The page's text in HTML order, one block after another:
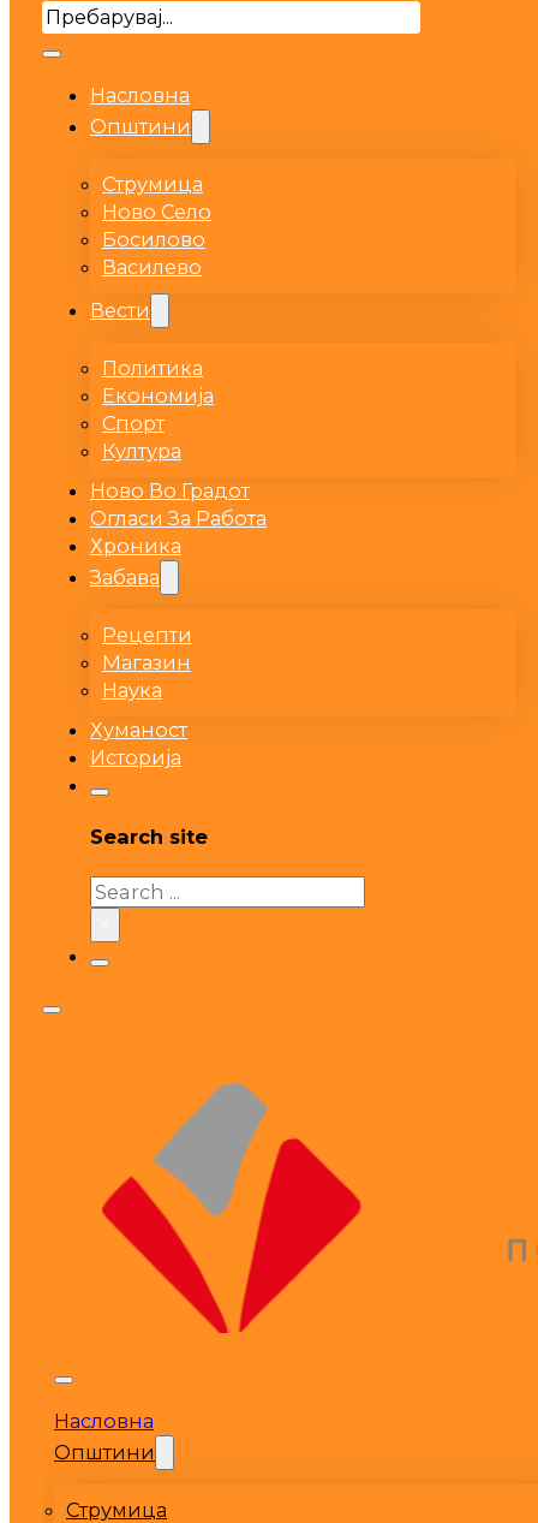
Search
Насловна
Општини
Струмица
Ново Село
Босилово
Василево
Вести
Политика
Економија
Спорт
Култура
Ново Во Градот
Огласи За Работа
Хроника
Забава
Рецепти
Магазин
Наука
Хуманост
Историја
Search site
Search
Насловна
Општини
Струмица